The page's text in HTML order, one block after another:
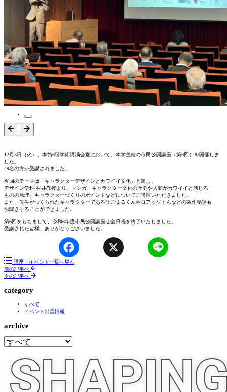
12月3日（火）、本館6階学術講演会室において、本学主催の市民公開講座（第6回）を開催しま
した。
49名の方が受講されました。
今回のテーマは「キャラクターデザインとカワイイ文化」と題し、
デザイン学科 村井教授より、マンガ・キャラクター文化の歴史や人間がカワイイと感じる
ものの原理、キャラクターづくりのポイントなどについてご講演いただきました。
また、先生がつくられたキャラクターであるひごまるくんやロアッソくんなどの製作秘話も
お聞きすることができました。
第6回をもちまして、令和6年度市民公開講座は全日程を終了いたしました。
受講された皆様、ありがとうございました。
Facebook
講座・イベント一覧へ戻る
前の記事へ
次の記事へ
category
すべて
イベント出展情報
archive